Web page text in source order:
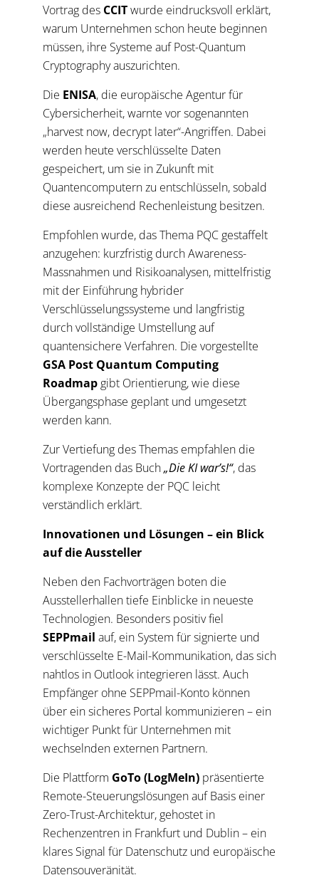
Vortrag des CCITwurde eindrucksvoll erklärt,
warum Unternehmen schon heute beginnen
müssen, ihre Systeme auf Post-Quantum
Cryptography auszurichten.
Die ENISA, die europäische Agentur für
Cybersicherheit, warnte vor sogenannten
„harvest now, decrypt later“-Angriffen. Dabei
werden heute verschlüsselte Daten
gespeichert, um sie in Zukunft mit
Quantencomputern zu entschlüsseln, sobald
diese ausreichend Rechenleistung besitzen.
Empfohlen wurde, das Thema PQC gestaffelt
anzugehen: kurzfristig durch Awareness-
Massnahmen und Risikoanalysen, mittelfristig
mit der Einführung hybrider
Verschlüsselungssysteme und langfristig
durch vollständige Umstellung auf
quantensichere Verfahren. Die vorgestellte
GSA Post Quantum Computing
Roadmapgibt Orientierung, wie diese
Übergangsphase geplant und umgesetzt
werden kann.
Zur Vertiefung des Themas empfahlen die
Vortragenden das Buch„Die KI war’s!“, das
komplexe Konzepte der PQC leicht
verständlich erklärt.
Innovationen und Lösungen – ein Blick
auf die Aussteller
Neben den Fachvorträgen boten die
Ausstellerhallen tiefe Einblicke in neueste
Technologien. Besonders positiv fiel
SEPPmail auf, ein System für signierte und
verschlüsselte E-Mail-Kommunikation, das sich
nahtlos in Outlook integrieren lässt. Auch
Empfänger ohne SEPPmail-Konto können
über ein sicheres Portal kommunizieren – ein
wichtiger Punkt für Unternehmen mit
wechselnden externen Partnern.
Die Plattform GoTo (LogMeIn)präsentierte
Remote-Steuerungslösungen auf Basis einer
Zero-Trust-Architektur, gehostet in
Rechenzentren in Frankfurt und Dublin – ein
klares Signal für Datenschutz und europäische
Datensouveränität.